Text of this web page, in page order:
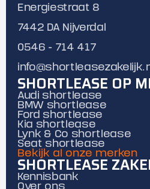
Energiestraat 8
7442 DA Nijverdal
0546 - 714 417
SHORTLEASE OP
Audi shortlease
BMW shortlease
Ford shortlease
Kia shortlease
Lynk & Co shortlease
Seat shortlease
Bekijk al onze merken
SHORTLEASE
Kennisbank
Over ons